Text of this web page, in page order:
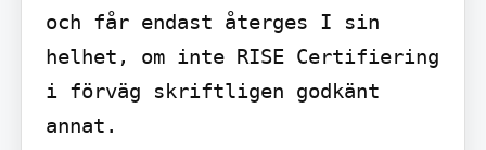
och får endast återges I sin
helhet, om inte RISE Certifiering
i förväg skriftligen godkänt
annat.